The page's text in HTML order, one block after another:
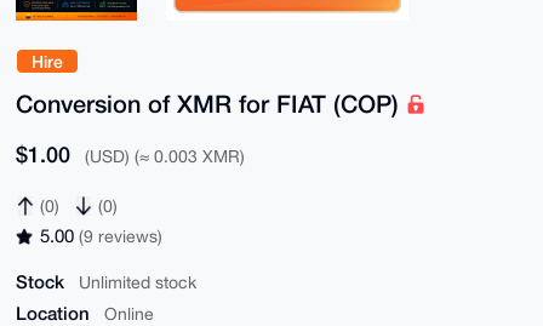
Hire
Conversion of XMR for FIAT (COP)
$1.00 (USD) (≈ 0.003 XMR)
(0) (0)
5.00 (9 reviews)
Stock Unlimited stock
Location Online